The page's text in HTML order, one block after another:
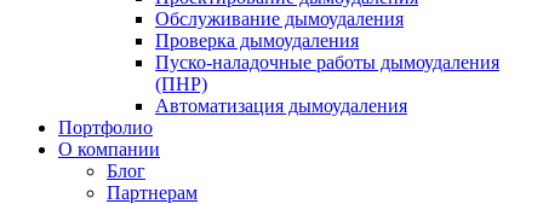
Обслуживание дымоудаления
Проверка дымоудаления
Пуско-наладочные работы дымоудаления
(ПНР)
Автоматизация дымоудаления
Портфолио
О компании
Блог
Партнерам